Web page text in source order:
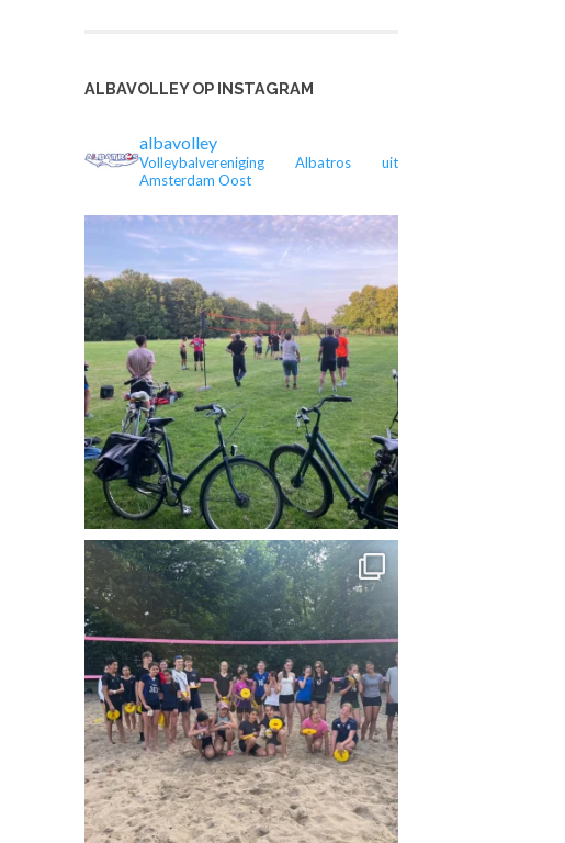
Heren 5 kampioen en
weer terug in de 4e
Eveline stopt na 36
jaar met spelen
Heren 3 is kampioen,
ALBAVOLLEY OP INSTAGRAM
albavolley
Volleybalvereniging Albatros uit
Amsterdam Oost